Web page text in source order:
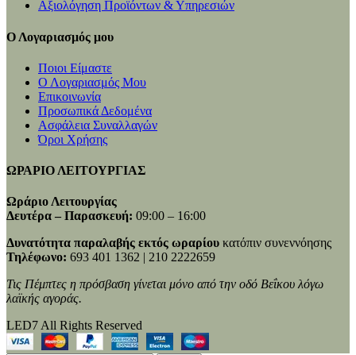
Αξιολόγηση Προϊόντων & Υπηρεσιών
Ο Λογαριασμός μου
Ποιοι Είμαστε
Ο Λογαριασμός Μου
Επικοινωνία
Προσωπικά Δεδομένα
Ασφάλεια Συναλλαγών
Όροι Χρήσης
ΩΡΑΡΙΟ ΛΕΙΤΟΥΡΓΙΑΣ
Ωράριο Λειτουργίας
Δευτέρα – Παρασκευή: 09:00 – 16:00
Δυνατότητα παραλαβής εκτός ωραρίου κατόπιν συνεννόησης
Τηλέφωνο: 693 401 1362 | 210 2222659
Τις Πέμπτες η πρόσβαση γίνεται μόνο από την οδό Βεΐκου λόγω
λαϊκής αγοράς.
LED7 All Rights Reserved